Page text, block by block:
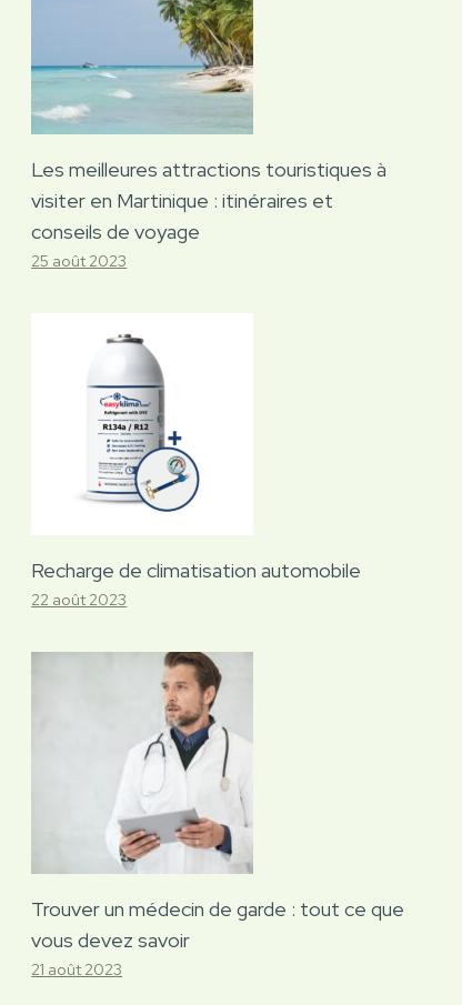
Les meilleures attractions touristiques à
visiter en Martinique : itinéraires et
conseils de voyage
25 août 2023
Recharge de climatisation automobile
22 août 2023
Trouver un médecin de garde : tout ce que
vous devez savoir
21 août 2023